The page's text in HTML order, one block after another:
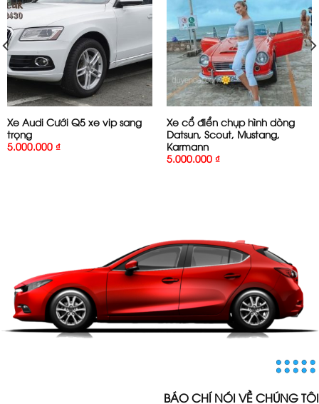
Xe Audi Cưới Q5 xe vip sang
trọng
5.000.000 ₫
Xe cổ điển chụp hình dòng
Datsun, Scout, Mustang,
Karmann
5.000.000 ₫
BÁO CHÍ NÓI VỀ CHÚNG TÔI